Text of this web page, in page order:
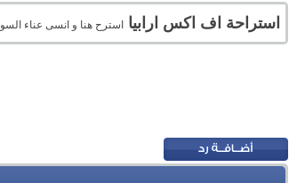
استراحة اف اكس ارابيا استرح هنا و انسى عناء